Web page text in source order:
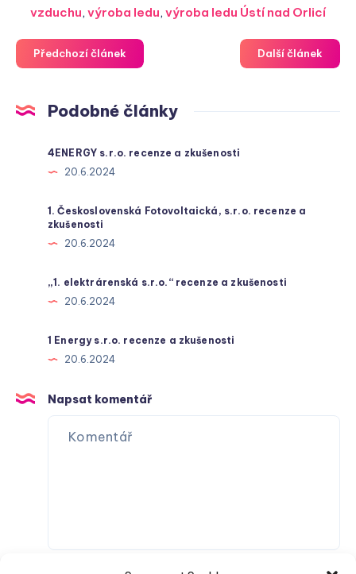
vzduchu, výroba ledu, výroba ledu Ústí nad Orlicí
Předchozí článek Další článek
Podobné články
4ENERGY s.r.o. recenze a zkušenosti
20.6.2024
1. Československá Fotovoltaická, s.r.o. recenze a
zkušenosti
20.6.2024
„1. elektrárenská s.r.o.“ recenze a zkušenosti
20.6.2024
1 Energy s.r.o. recenze a zkušenosti
20.6.2024
Napsat komentář